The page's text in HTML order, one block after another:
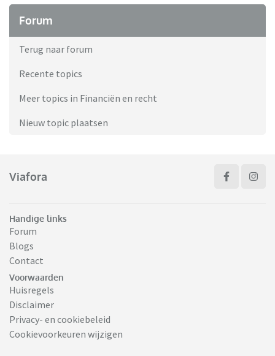
Forum
Terug naar forum
Recente topics
Meer topics in Financiën en recht
Nieuw topic plaatsen
Viafora
Handige links
Forum
Blogs
Contact
Voorwaarden
Huisregels
Disclaimer
Privacy- en cookiebeleid
Cookievoorkeuren wijzigen